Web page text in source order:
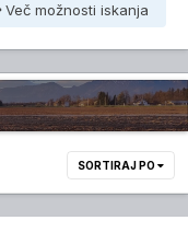
Več možnosti iskanja
SORTIRAJ PO